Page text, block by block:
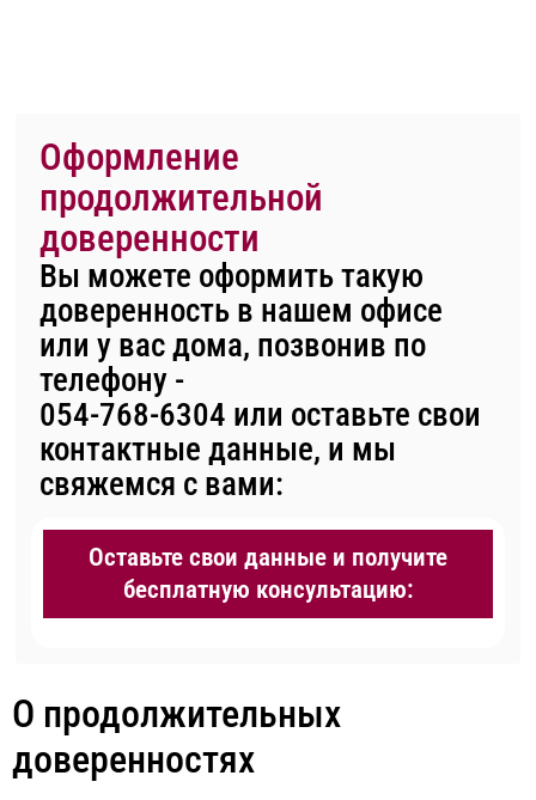
Оформление
продолжительной
доверенности
Вы можете оформить такую
доверенность в нашем офисе
или у вас дома, позвонив по
телефону -
054-768-6304 или оставьте свои
контактные данные, и мы
свяжемся с вами:
Оставьте свои данные и получите
бесплатную консультацию:
О продолжительных
доверенностях